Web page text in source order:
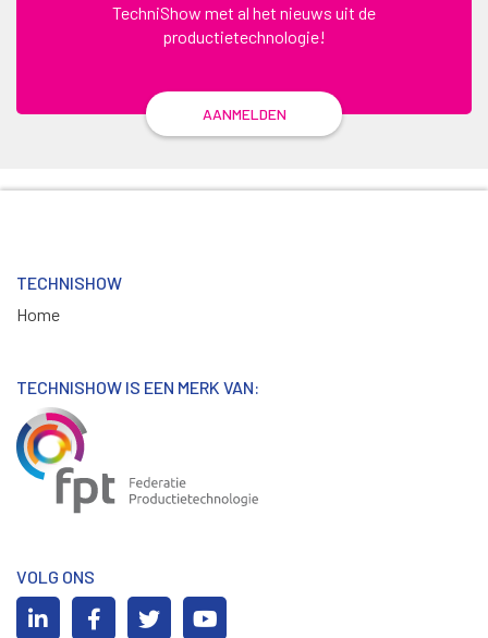
TechniShow met al het nieuws uit de
productietechnologie!
AANMELDEN
TECHNISHOW
Home
TECHNISHOW IS EEN MERK VAN:
VOLG ONS